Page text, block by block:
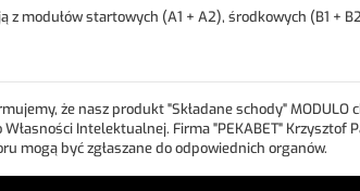
z modułów startowych (A1 + A2), środkowych (B1 +
że nasz produkt "Składane schody"
Własności Intelektualnej. Firma "PEKABET"
mogą być zgłaszane do odpowiednich organów.